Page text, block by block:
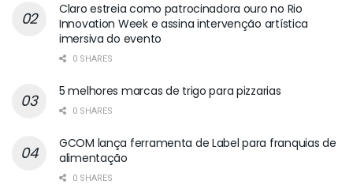
Claro estreia como patrocinadora ouro no Rio
Innovation Week e assina intervenção artística
imersiva do evento
0 SHARES
5 melhores marcas de trigo para pizzarias
0 SHARES
GCOM lança ferramenta de Label para franquias de
alimentação
0 SHARES